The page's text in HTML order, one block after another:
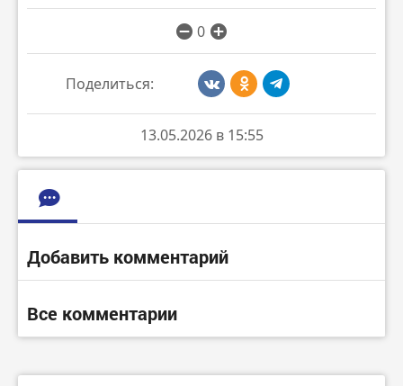
0
Поделиться:
13.05.2026 в 15:55
Добавить комментарий
Все комментарии